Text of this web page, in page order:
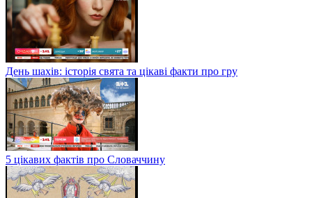
День шахів: історія свята та цікаві факти про гру
5 цікавих фактів про Словаччину